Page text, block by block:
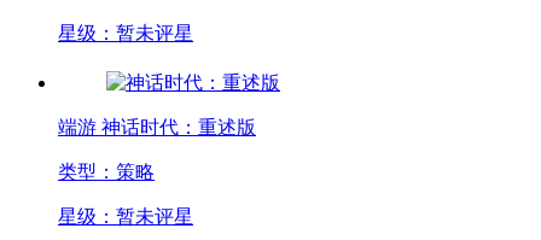
星级：暂未评星
端游 神话时代：重述版
类型：策略
星级：暂未评星